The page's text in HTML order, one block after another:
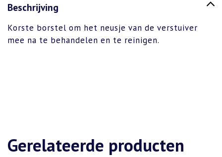
Beschrijving
Korste borstel om het neusje van de verstuiver
mee na te behandelen en te reinigen.
Gerelateerde producten